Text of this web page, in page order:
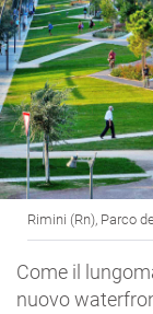
Rimini (Rn), Parco
Come il
nuovo